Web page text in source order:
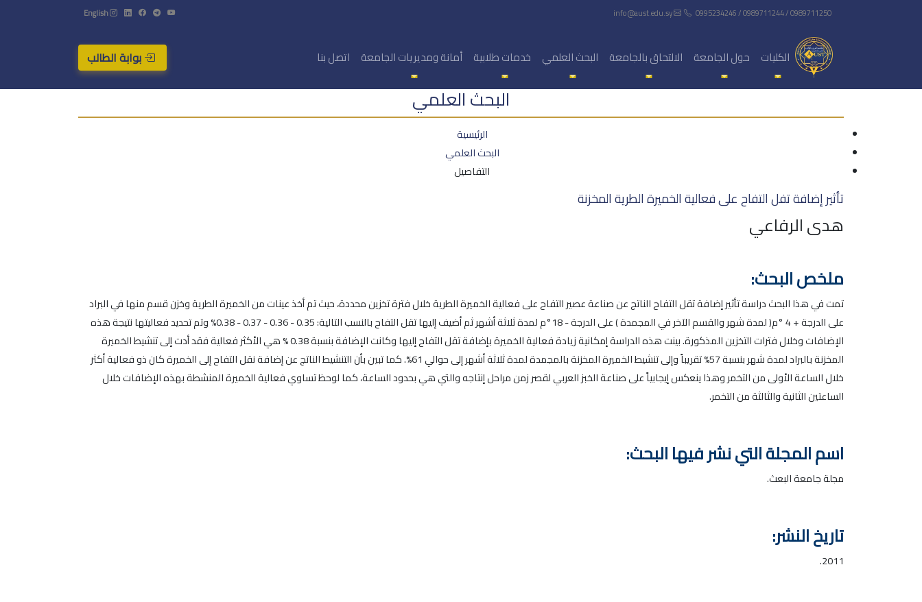
0995234246 / 0989711244 / 0989711250
English
الكليات حول الجامعة الالتحاق بالجامعة البحث العلمي خدمات طلابية أمانة ومديريات الجامعة اتصل بنا بوابة الطالب
البحث العلمي
الرئيسية
البحث العلمي
التفاصيل
تأثير إضافة تفل التفاح على فعالية الخميرة الطرية المخزنة
هدى الرفاعي
ملخص البحث:
تمت في هذا البحث دراسة تأثير إضافة تقل التفاح الناتج عن صناعة عصير التفاح على فعالية الخميرة الطرية خلال فترة تخزين محددة، حيث تم أخذ عينات من الخميرة الطرية وخزن قسم منها في البراد
على الدرجة + 4 °م( لمدة شهر والقسم الآخر في المجمدة ) على الدرجة - 18°م لمدة ثلاثة أشهر ثم أضيف إليها تقل التفاح بالنسب التالية: 0.35 - 0.36 - 0.37 - 0.38% وتم تحديد فعاليتها نتيجة هذه
الإضافات وخلال فترات التخزين المذكورة. بينت هذه الدراسة إمكانية زيادة فعالية الخميرة بإضافة تقل التفاح إليها وكانت الإضافة بنسبة 0.38 % هي الأكثر فعالية فقد أدت إلى تنشيط الخميرة
المخزنة بالبراد لمدة شهر بنسبة 57% تقريباً وإلى تنشيط الخميرة المخزنة بالمجمدة لمدة ثلاثة أشهر إلى حوالي 61%. كما تبين بأن التنشيط الناتج عن إضافة نقل التفاح إلى الخميرة كان ذو فعالية أكثر
خلال الساعة الأولى من التخمر وهذا ينعكس إيجابياً على صناعة الخبز العربي لقصر زمن مراحل إنتاجه والتي هي بحدود الساعة، كما لوحظ تساوي فعالية الخميرة المنشطة بهذه الإضافات خلال
الساعتين الثانية والثالثة من التخمر.
اسم المجلة التي نشر فيها البحث:
مجلة جامعة البعث.
تاريخ النشر:
2011.